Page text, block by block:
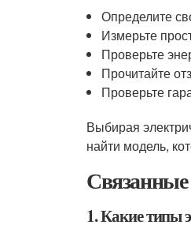
Определите
Измерьте
Проверьте
Прочитайте
Проверьте
Выбирая
найти модель,
1. Какие типы